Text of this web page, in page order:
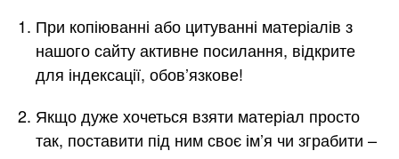
При копіюванні або цитуванні матеріалів з
нашого сайту активне посилання, відкрите
для індексації, обов’язкове!
Якщо дуже хочеться взяти матеріал просто
так, поставити під ним своє ім’я чи зграбити –